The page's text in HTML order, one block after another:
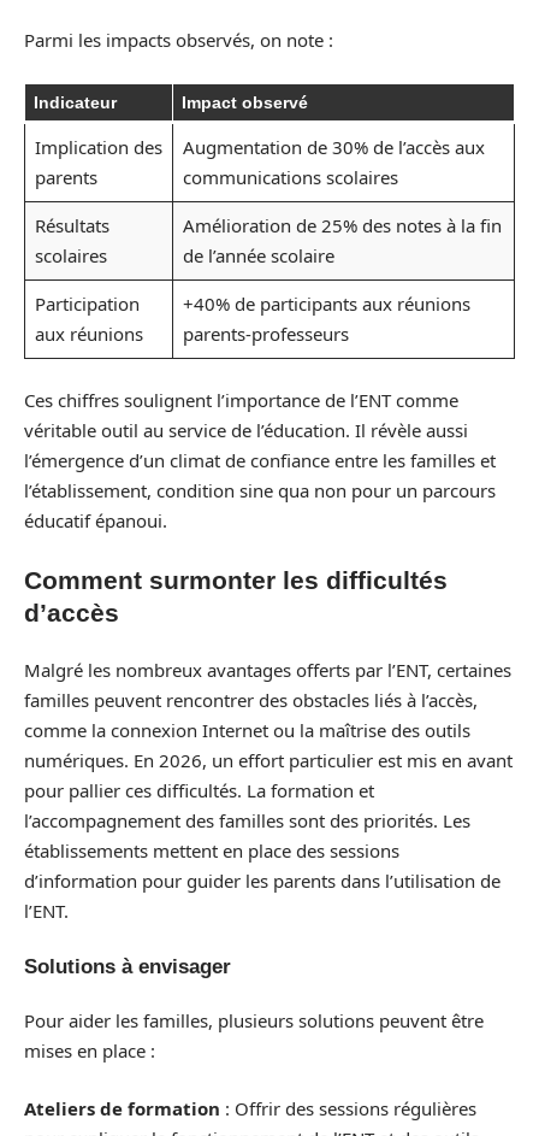
Parmi les impacts observés, on note :
Indicateur Impact observé
Implication des
parents
Augmentation de 30% de l’accès aux
communications scolaires
Résultats
scolaires
Amélioration de 25% des notes à la fin
de l’année scolaire
Participation
aux réunions
+40% de participants aux réunions
parents-professeurs
Ces chiffres soulignent l’importance de l’ENT comme
véritable outil au service de l’éducation. Il révèle aussi
l’émergence d’un climat de confiance entre les familles et
l’établissement, condition sine qua non pour un parcours
éducatif épanoui.
Comment surmonter les difficultés
d’accès
Malgré les nombreux avantages offerts par l’ENT, certaines
familles peuvent rencontrer des obstacles liés à l’accès,
comme la connexion Internet ou la maîtrise des outils
numériques. En 2026, un effort particulier est mis en avant
pour pallier ces difficultés. La formation et
l’accompagnement des familles sont des priorités. Les
établissements mettent en place des sessions
d’information pour guider les parents dans l’utilisation de
l’ENT.
Solutions à envisager
Pour aider les familles, plusieurs solutions peuvent être
mises en place :
Ateliers de formation : Offrir des sessions régulières